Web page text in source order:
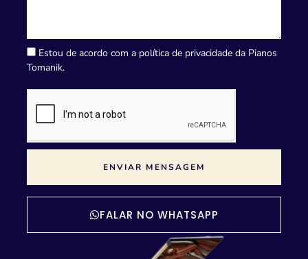
Estou de acordo com a política de privacidade da Pianos
Tomanik.
ENVIAR MENSAGEM
FALAR NO WHATSAPP